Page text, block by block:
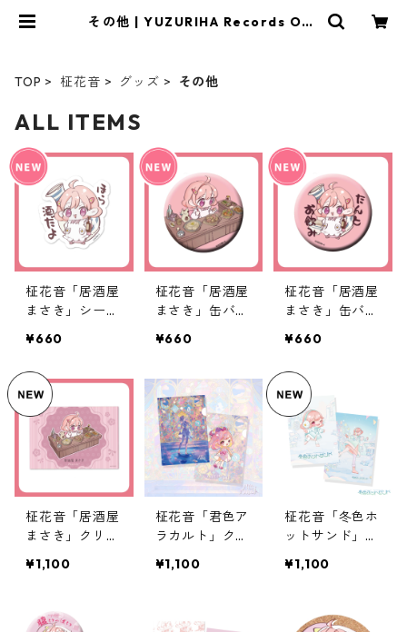
その他 | YUZURIHA Records OFF
TOP 柾花音 グッズ その他
ALL ITEMS
柾花音「居酒屋
まさき」シール
¥660
柾花音「居酒屋
まさき」缶バッ
¥660
柾花音「居酒屋
まさき」缶バッ
¥660
柾花音「居酒屋
まさき」クリア
¥1,100
柾花音「君色ア
ラカルト」クリ
¥1,100
柾花音「冬色ホ
ットサンド」ク
ット
¥1,100